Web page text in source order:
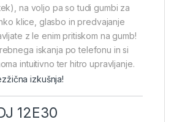
na voljo pa so tudi gumbi za
klice, glasbo in predvajanje
z le enim pritiskom na gumb!
iskanja po telefonu in si
intuitivno ter hitro upravljanje.
12E30